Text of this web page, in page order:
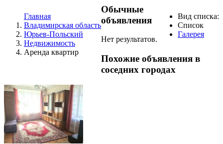
Главная
Владимирская область
Юрьев-Польский
Недвижимость
Аренда квартир
Вид списка:
Список
Галерея
Обычные
объявления
Нет результатов.
Похожие объявления в
соседних городах